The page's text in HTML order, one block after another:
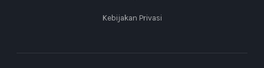
Kebijakan Privasi